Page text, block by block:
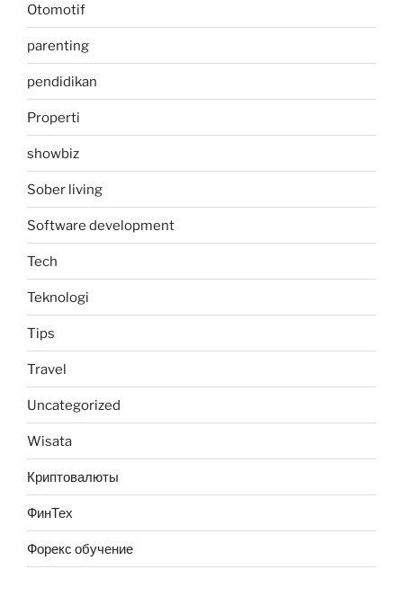
Otomotif
parenting
pendidikan
Properti
showbiz
Sober living
Software development
Tech
Teknologi
Tips
Travel
Uncategorized
Wisata
Криптовалюты
ФинТех
Форекс обучение